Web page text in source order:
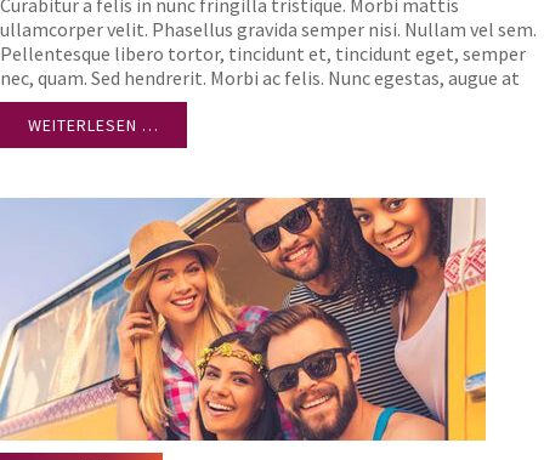
Curabitur a felis in nunc fringilla tristique. Morbi mattis
ullamcorper velit. Phasellus gravida semper nisi. Nullam vel sem.
Pellentesque libero tortor, tincidunt et, tincidunt eget, semper
nec, quam. Sed hendrerit. Morbi ac felis. Nunc egestas, augue at
pellentesque laoreet.
WEITERLESEN …